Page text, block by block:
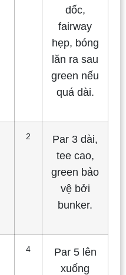
dốc,
fairway
hẹp, bóng
lăn ra sau
green nếu
quá dài.
2
Par 3 dài,
tee cao,
green bảo
vệ bởi
bunker.
4
Par 5 lên
xuống